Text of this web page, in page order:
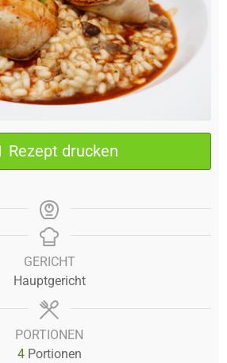
Rezept drucken
GERICHT
Hauptgericht
PORTIONEN
4 Portionen